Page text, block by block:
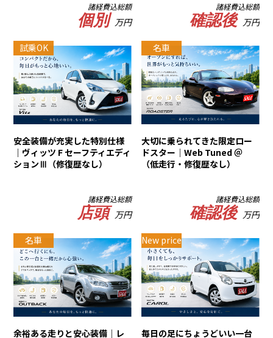
諸経費込総額
個別 万円
諸経費込総額
確認後 万円
試乗OK
安全装備が充実した特別仕様
｜ヴィッツ F セーフティエディ
ションⅢ（修復歴なし）
諸経費込総額
店頭 万円
名車
大切に乗られてきた限定ロー
ドスター｜Web Tuned ＠
（低走行・修復歴なし）
諸経費込総額
確認後 万円
名車
余裕ある走りと安心装備｜レ
New price
毎日の足にちょうどいい一台